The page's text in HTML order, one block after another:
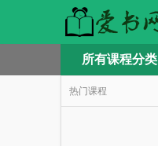
所有课程分类
热门课程